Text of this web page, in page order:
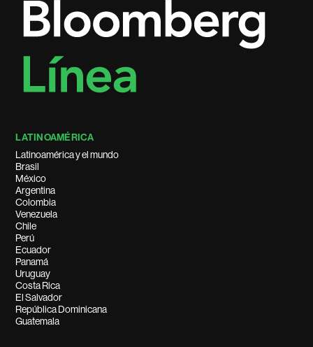
LATINOAMÉRICA
Latinoamérica y el mundo
Brasil
México
Argentina
Colombia
Venezuela
Chile
Perú
Ecuador
Panamá
Uruguay
Costa Rica
El Salvador
República Dominicana
Guatemala